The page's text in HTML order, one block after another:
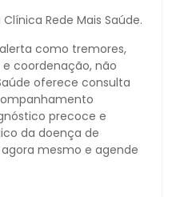
Rede Mais Saúde.
como tremores,
coordenação, não
oferece consulta
precoce e
da doença de
mesmo e agende